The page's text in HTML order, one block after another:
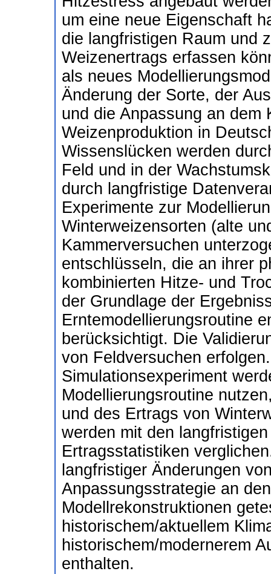
um eine neue Eigenschaft
die langfristigen Raum und
Weizenertrags erfassen
als neues
Änderung der Sorte, der
und die Anpassung an dem
Weizenproduktion in
Wissenslücken werden
Feld und in der
durch langfristige
Experimente zur
Winterweizensorten (alte
Kammerversuchen
entschlüsseln, die an ihrer
kombinierten Hitze- und
der Grundlage der
Erntemodellierungsroutine
berücksichtigt. Die
von Feldversuchen
Simulationsexperiment
Modellierungsroutine
und des Ertrags von
werden mit den
Ertragsstatistiken
langfristiger Änderungen
Anpassungsstrategie an
Modellrekonstruktionen
historischem/aktuellem
historischem/modernerem
enthalten.